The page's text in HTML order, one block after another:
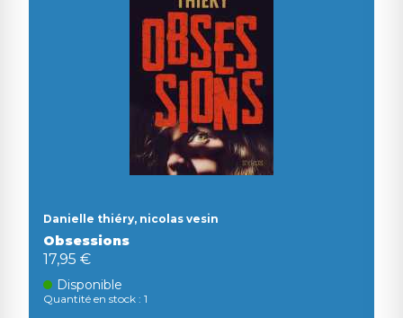
Danielle thiéry, nicolas vesin
Obsessions
17,95 €
Disponible
Quantité en stock : 1